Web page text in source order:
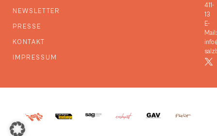
NEWSLETTER
PRESSE
KONTAKT
IMPRESSUM
411-
13
E-
Mail: